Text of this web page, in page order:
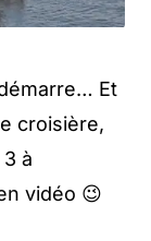
Et
croisière,
à
vidéo 😉